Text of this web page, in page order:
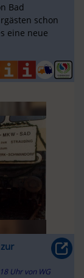
Bad
schon
eine neue
Uhr von WG